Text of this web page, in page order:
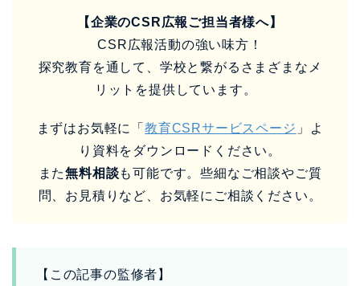
【企業のCSR広報ご担当者様へ】
CSR広報活動の強い味方！
探究教育を通して、学校と繋がるさまざまなメ
リットを提供しています。
まずはお気軽に「教育CSRサービスページ 」よ
り資料をダウンロードください。
また無料相談も可能です。些細なご相談やご質
問、お見積りなど、お気軽にご相談ください。
【この記事の監修者】